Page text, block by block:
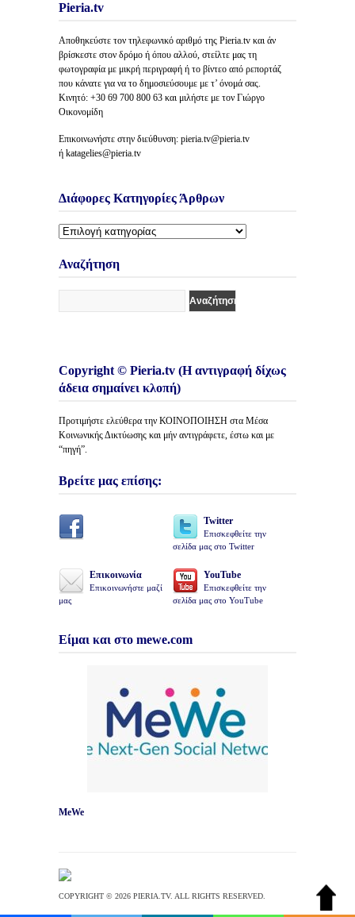
Pieria.tv
Αποθηκεύστε τον τηλεφωνικό αριθμό της Pieria.tv και άν
βρίσκεστε στον δρόμο ή όπου αλλού, στείλτε μας τη
φωτογραφία με μικρή περιγραφή ή το βίντεο από ρεπορτάζ
που κάνατε για να το δημοσιεύσουμε με τ’ όνομά σας.
Κινητό: +30 69 700 800 63 και μιλήστε με τον Γιώργο
Οικονομίδη
Επικοινωνήστε στην διεύθυνση: pieria.tv@pieria.tv
ή katagelies@pieria.tv
Διάφορες Κατηγορίες Άρθρων
Διάφορες
Άρθρων
Αναζήτηση
Copyright © Pieria.tv (Η αντιγραφή δίχως
άδεια σημαίνει κλοπή)
Προτιμήστε ελεύθερα την ΚΟΙΝΟΠΟΙΗΣΗ στα Μέσα
Κοινωνικής Δικτύωσης και μήν αντιγράφετε, έστω και με
“πηγή”.
Βρείτε μας επίσης:
Twitter
Επισκεφθείτε την
σελίδα μας στο Twitter
Επικοινωνία
Επικοινωνήστε μαζί
μας
YouTube
Επισκεφθείτε την
σελίδα μας στο YouTube
Είμαι και στο mewe.com
MeWe
COPYRIGHT © 2026 PIERIA.TV. ALL RIGHTS RESERVED.